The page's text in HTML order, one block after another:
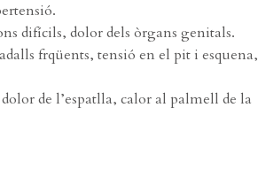
difícils, dolor dels òrgans genitals.
frqüents, tensió en el pit i esquena,
de l’espatlla, calor al palmell de la